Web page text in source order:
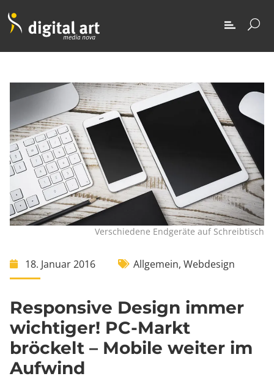
Verschiedene Endgeräte auf Schreibtisch
18. Januar 2016 Allgemein, Webdesign
Responsive Design immer
wichtiger! PC-Markt
bröckelt – Mobile weiter im
Aufwind